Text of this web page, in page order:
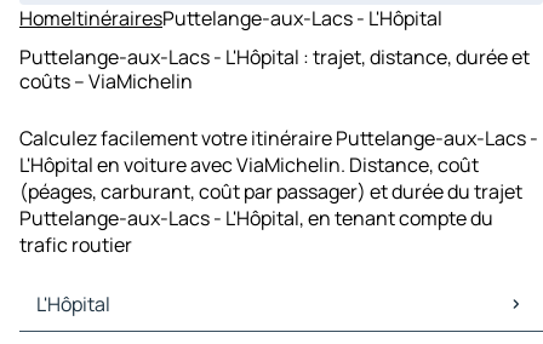
HomeItinérairesPuttelange-aux-Lacs - L'Hôpital
Puttelange-aux-Lacs - L'Hôpital : trajet, distance, durée et
coûts – ViaMichelin
Calculez facilement votre itinéraire Puttelange-aux-Lacs -
L'Hôpital en voiture avec ViaMichelin. Distance, coût
(péages, carburant, coût par passager) et durée du trajet
Puttelange-aux-Lacs - L'Hôpital, en tenant compte du
trafic routier
L'Hôpital